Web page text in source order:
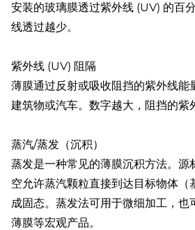
安装的玻璃膜透过紫外线 (UV) 的百
线透过越少。
紫外线 (UV) 阻隔
薄膜通过反射或吸收阻挡的紫外线能
建筑物或汽车。数字越大，阻挡的紫
蒸汽/蒸发（沉积）
蒸发是一种常见的薄膜沉积方法。源
空允许蒸汽颗粒直接到达目标物体（
成固态。蒸发法可用于微细加工，也
薄膜等宏观产品。